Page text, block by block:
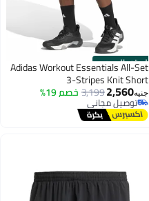
الستور الرسمي
Adidas Workout Essentials All-Set
3-Stripes Knit Short
جنيه2,560
3,199خصم 19%
توصيل مجاني
توصيل مجاني